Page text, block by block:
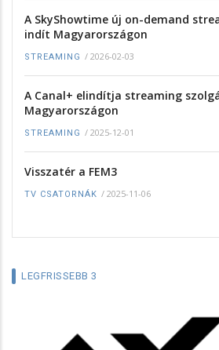
A SkyShowtime új on-demand
indít Magyarországon
STREAMING / 2026-02-03
A Canal+ elindítja streaming
Magyarországon
STREAMING / 2025-12-01
Visszatér a FEM3
TV CSATORNÁK / 2025-11-06
LEGFRISSEBB 3